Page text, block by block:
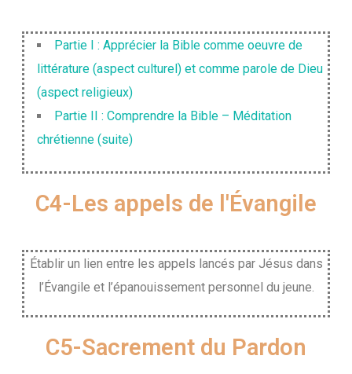
Partie I : Apprécier la Bible comme oeuvre de
littérature (aspect culturel) et comme parole de Dieu
(aspect religieux)
Partie II : Comprendre la Bible – Méditation
chrétienne (suite)
C4-Les appels de l'Évangile
Établir un lien entre les appels lancés par Jésus dans
l’Évangile et l’épanouissement personnel du jeune.
C5-Sacrement du Pardon